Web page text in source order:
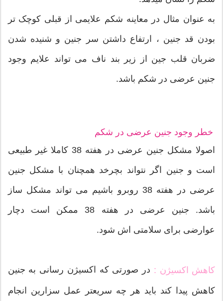
به عنوان مثال در معاینه شکم علایمی از قبلی کوچک تر
بودن قد جنین ، ارتفاع داشتن سر جنین و شنیده شدن
ضربان قلب جین از زیر بند ناف می تواند علایم وجود
جنین عرضی در شکم باشد.
خطر وجود جنین عرضی در شکم
اصولا مشکل جنین عرضی در هفته 38 کاملا غیر طبیعی
است و جنین اگر نتواند بچرخد همچنان با مشکل جنین
عرضی در هفته 38 روبرو باشیم می تواند مشکل ساز
باشد. جنین عرضی در هفته 38 ممکن است دچار
عوارضی برای سلامتی اش شود.
کاهش اکسیژن : در صورتی که اکسیژن رسانی به جنین
کاهش پیدا کند باید هر چه سریعتر عمل سزارین انجام